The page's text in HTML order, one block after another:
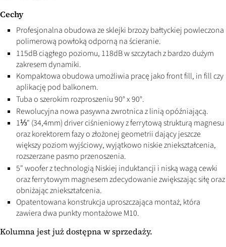
Cechy
Profesjonalna obudowa ze sklejki brzozy bałtyckiej powleczona
polimerową powłoką odporną na ścieranie.
115dB ciągłego poziomu, 118dB w szczytach z bardzo dużym
zakresem dynamiki.
Kompaktowa obudowa umożliwia pracę jako front fill, in fill czy
aplikację pod balkonem.
Tuba o szerokim rozproszeniu 90° x 90°.
Rewolucyjna nowa pasywna zwrotnica z linią opóźniającą.
1⅓" (34,4mm) driver ciśnieniowy z ferrytową strukturą magnesu
oraz korektorem fazy o złożonej geometrii dający jeszcze
większy poziom wyjściowy, wyjątkowo niskie zniekształcenia,
rozszerzane pasmo przenoszenia.
5" woofer z technologią Niskiej induktancji i niską wagą cewki
oraz ferrytowym magnesem zdecydowanie zwiększając siłę oraz
obniżając zniekształcenia.
Opatentowana konstrukcja uproszczająca montaż, która
zawiera dwa punkty montażowe M10.
Kolumna jest już dostępna w sprzedaży.